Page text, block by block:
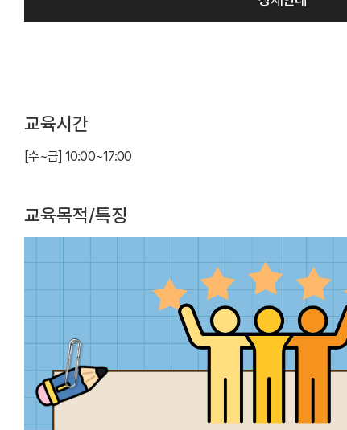
교육시간
[수~금] 10:00~17:00
교육목적/특징